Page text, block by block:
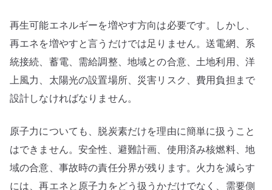
再生可能エネルギーを増やす方向は必要です。しかし、
再エネを増やすと言うだけでは足りません。送電網、系
統接続、蓄電、需給調整、地域との合意、土地利用、洋
上風力、太陽光の設置場所、災害リスク、費用負担まで
設計しなければなりません。
原子力についても、脱炭素だけを理由に簡単に扱うこと
はできません。安全性、避難計画、使用済み核燃料、地
域の合意、事故時の責任分界が残ります。火力を減らす
には、再エネと原子力をどう扱うかだけでなく、需要側